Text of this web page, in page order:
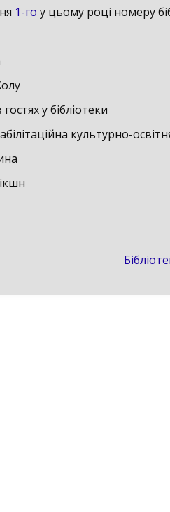
1-го у цьому році номеру
у бібліотеки
культурно-